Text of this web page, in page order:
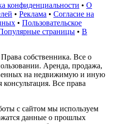
конфиденциальности • О
• Реклама • Согласие на
• Пользовательское
страницы • В
собственника. Все о
Аренда, продажа,
на недвижимую и иную
Все права
с сайтом мы используем
данные о прошлых